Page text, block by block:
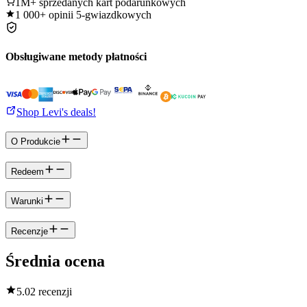
1 000+ opinii 5-gwiazdkowych
Obsługiwane metody płatności
Shop Levi's deals!
O Produkcie
Redeem
Warunki
Recenzje
Średnia ocena
5.02 recenzji